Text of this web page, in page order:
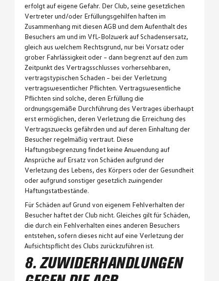
erfolgt auf eigene Gefahr. Der Club, seine gesetzlichen
Vertreter und/oder Erfüllungsgehilfen haften im
Zusammenhang mit diesen AGB und dem Aufenthalt des
Besuchers am und im VfL-Bolzwerk auf Schadensersatz,
gleich aus welchem Rechtsgrund, nur bei Vorsatz oder
grober Fahrlässigkeit oder – dann begrenzt auf den zum
Zeitpunkt des Vertragsschlusses vorhersehbaren,
vertragstypischen Schaden – bei der Verletzung
vertragswesentlicher Pflichten. Vertragswesentliche
Pflichten sind solche, deren Erfüllung die
ordnungsgemäße Durchführung des Vertrages überhaupt
erst ermöglichen, deren Verletzung die Erreichung des
Vertragszwecks gefährden und auf deren Einhaltung der
Besucher regelmäßig vertraut. Diese
Haftungsbegrenzung findet keine Anwendung auf
Ansprüche auf Ersatz von Schäden aufgrund der
Verletzung des Lebens, des Körpers oder der Gesundheit
oder aufgrund sonstiger gesetzlich zwingender
Haftungstatbestände.
Für Schäden auf Grund von eigenem Fehlverhalten der
Besucher haftet der Club nicht. Gleiches gilt für Schäden,
die durch ein Fehlverhalten eines anderen Besuchers
entstehen, sofern dieses nicht auf eine Verletzung der
Aufsichtspflicht des Clubs zurückzuführen ist.
8. ZUWIDERHANDLUNGEN